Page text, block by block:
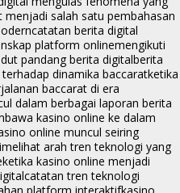
menjadi salah satu pembahasan
catatan berita digital
platform onlinemengikuti
pandang berita digitalberita
dinamika baccaratketika
baccarat di era
dalam berbagai laporan berita
kasino online ke dalam
online muncul seiring
melihat arah tren teknologi yang
ketika kasino online menjadi
catatan tren teknologi